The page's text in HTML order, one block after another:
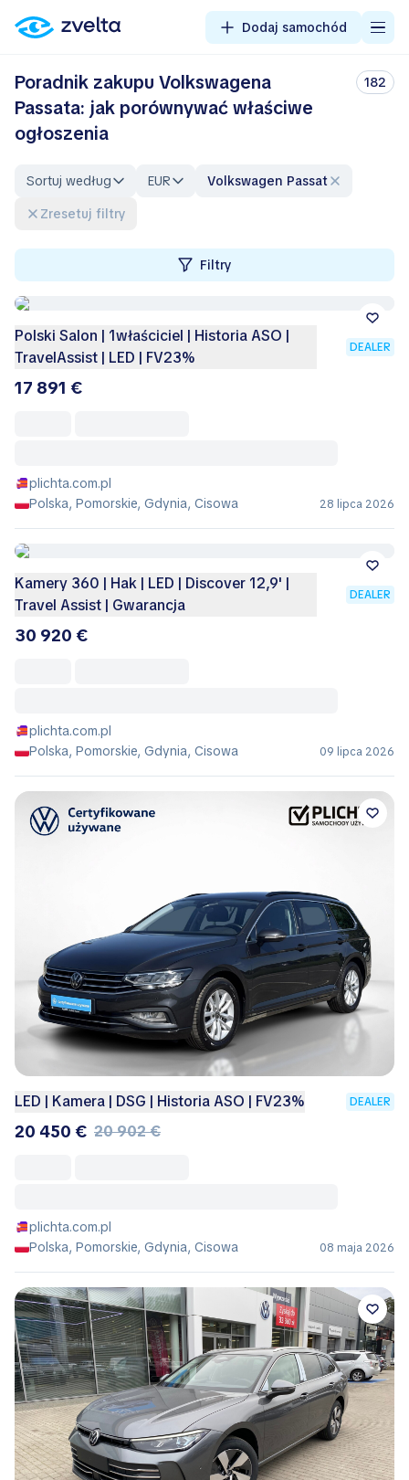
Dodaj samochód
Poradnik zakupu Volkswagena
Passata: jak porównywać właściwe
ogłoszenia
182
Sortuj według EUR
Volkswagen Passat
Zresetuj filtry
Filtry
Polski Salon | 1właściciel | Historia ASO |
TravelAssist | LED | FV23%
DEALER
17 891 €
plichta.com.pl
Polska, Pomorskie, Gdynia, Cisowa
28 lipca 2026
Kamery 360 | Hak | LED | Discover 12,9' |
Travel Assist | Gwarancja
DEALER
30 920 €
plichta.com.pl
Polska, Pomorskie, Gdynia, Cisowa
09 lipca 2026
LED | Kamera | DSG | Historia ASO | FV23% DEALER
20 450 € 20 902 €
plichta.com.pl
Polska, Pomorskie, Gdynia, Cisowa
08 maja 2026